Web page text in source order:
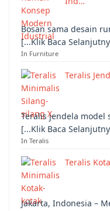
Bosan sama desain
[...Klik Baca
In Furniture
Teralis
Teralis jendela
[...Klik Baca
In Teralis
Teralis
Jakarta, Indonesia –